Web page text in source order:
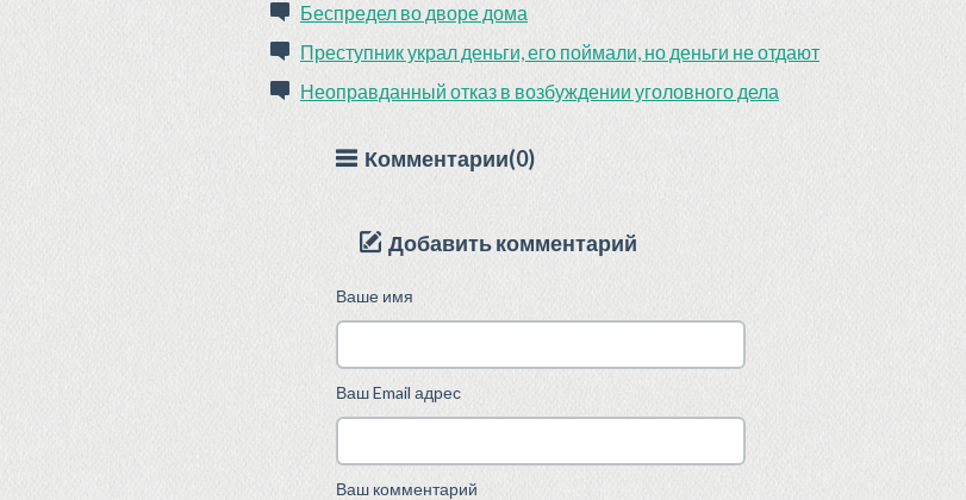
Беспредел во дворе дома
Преступник украл деньги, его поймали, но деньги не отдают
Неоправданный отказ в возбуждении уголовного дела
Комментарии(0)
Добавить комментарий
Ваше имя
Ваш Email адрес
Ваш комментарий